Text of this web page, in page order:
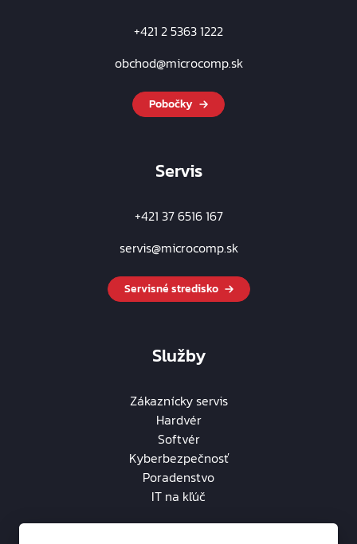
+421 2 5363 1222
obchod@microcomp.sk
Pobočky
Servis
+421 37 6516 167
servis@microcomp.sk
Servisné stredisko
Služby
Zákaznícky servis
Hardvér
Softvér
Kyberbezpečnosť
Poradenstvo
IT na kľúč